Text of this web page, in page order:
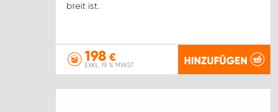
breit ist.
198 €
EXKL. 19 % MWST. HINZUFÜGEN